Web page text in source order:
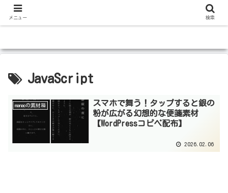
JavaScript
manaoの素材箱
スマホで舞う！タップすると銀の
粉が広がる幻想的な便箋素材
【WordPressコピペ配布】
2026.02.06
メニュー 検索